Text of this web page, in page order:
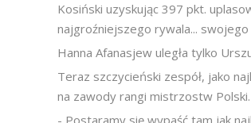
Kosiński uzyskując 397 pkt.
najgroźniejszego rywala...
Hanna Afanasjew uległa tylko
Teraz szczycieński zespół, jako
na zawody rangi mistrzostw Polski.
- Postaramy się wypaść tam jak